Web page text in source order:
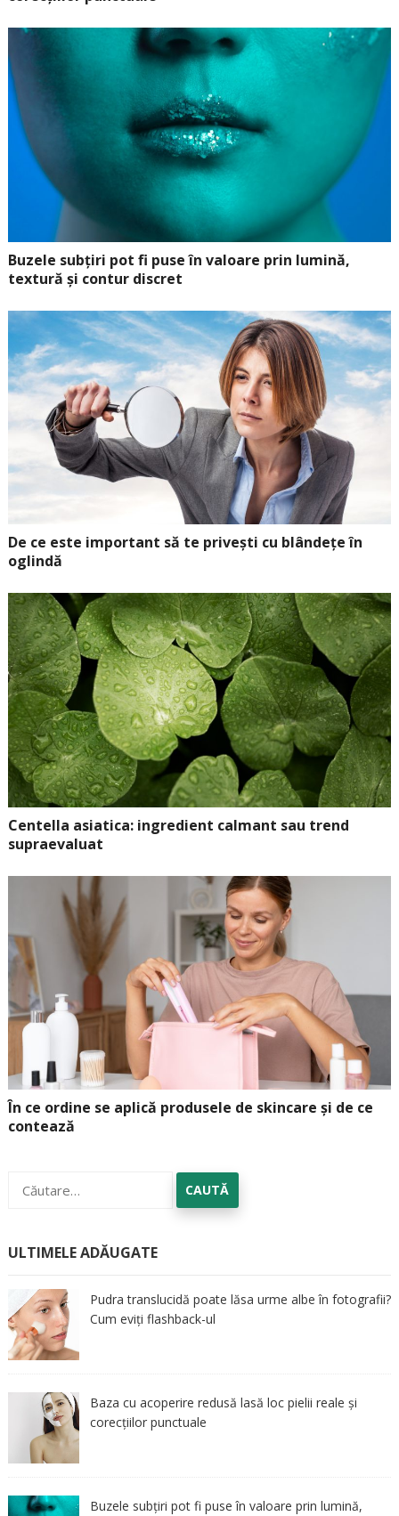
Buzele subțiri pot fi puse în valoare prin lumină,
textură și contur discret
De ce este important să te privești cu blândețe în
oglindă
Centella asiatica: ingredient calmant sau trend
supraevaluat
În ce ordine se aplică produsele de skincare și de ce
contează
după:
ULTIMELE ADĂUGATE
Pudra translucidă poate lăsa urme albe în fotografii?
Cum eviți flashback-ul
Baza cu acoperire redusă lasă loc pielii reale și
corecțiilor punctuale
Buzele subțiri pot fi puse în valoare prin lumină,